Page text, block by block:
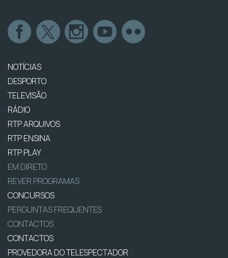
NOTÍCIAS
DESPORTO
TELEVISÃO
RÁDIO
RTP ARQUIVOS
RTP ENSINA
RTP PLAY
EM DIRETO
REVER PROGRAMAS
CONCURSOS
PERGUNTAS FREQUENTES
CONTACTOS
CONTACTOS
PROVEDORA DO TELESPECTADOR